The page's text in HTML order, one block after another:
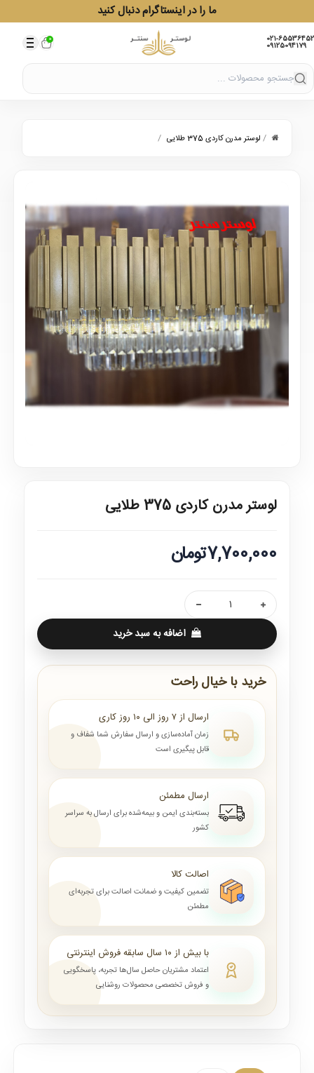
ما را در اینستاگرام دنبال کنید
021-65536452
09125094179
0
/ لوستر مدرن کاردی 375 طلایی /
لوستر مدرن کاردی 375 طلایی
7,700,000تومان
اضافه به سبد خرید
خرید با خیال راحت
ارسال از ۷ روز الی ۱۰ روز کاری
زمان آماده‌سازی و ارسال سفارش شما شفاف و
قابل پیگیری است
ارسال مطمئن
بسته‌بندی ایمن و بیمه‌شده برای ارسال به سراسر
کشور
اصالت کالا
تضمین کیفیت و ضمانت اصالت برای تجربه‌ای
مطمئن
با بیش از ۱۰ سال سابقه فروش اینترنتی
اعتماد مشتریان حاصل سال‌ها تجربه، پاسخگویی
و فروش تخصصی محصولات روشنایی